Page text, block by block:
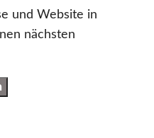
und Website in
nächsten